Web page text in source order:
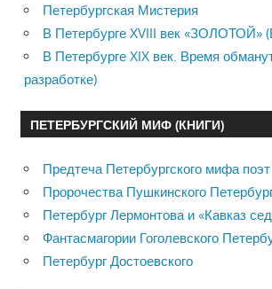
Петербургская Мистерия
В Петербурге XVIII век «ЗОЛОТОЙ»
В Петербурге XIX век. Время
разработке)
ПЕТЕРБУРГСКИЙ МИФ (КНИГИ)
Предтеча Петербургского мифа
Пророчества Пушкинского
Петербург Лермонтова и «Кавказ
Фантасмагории Гоголевского
Петербург Достоевского